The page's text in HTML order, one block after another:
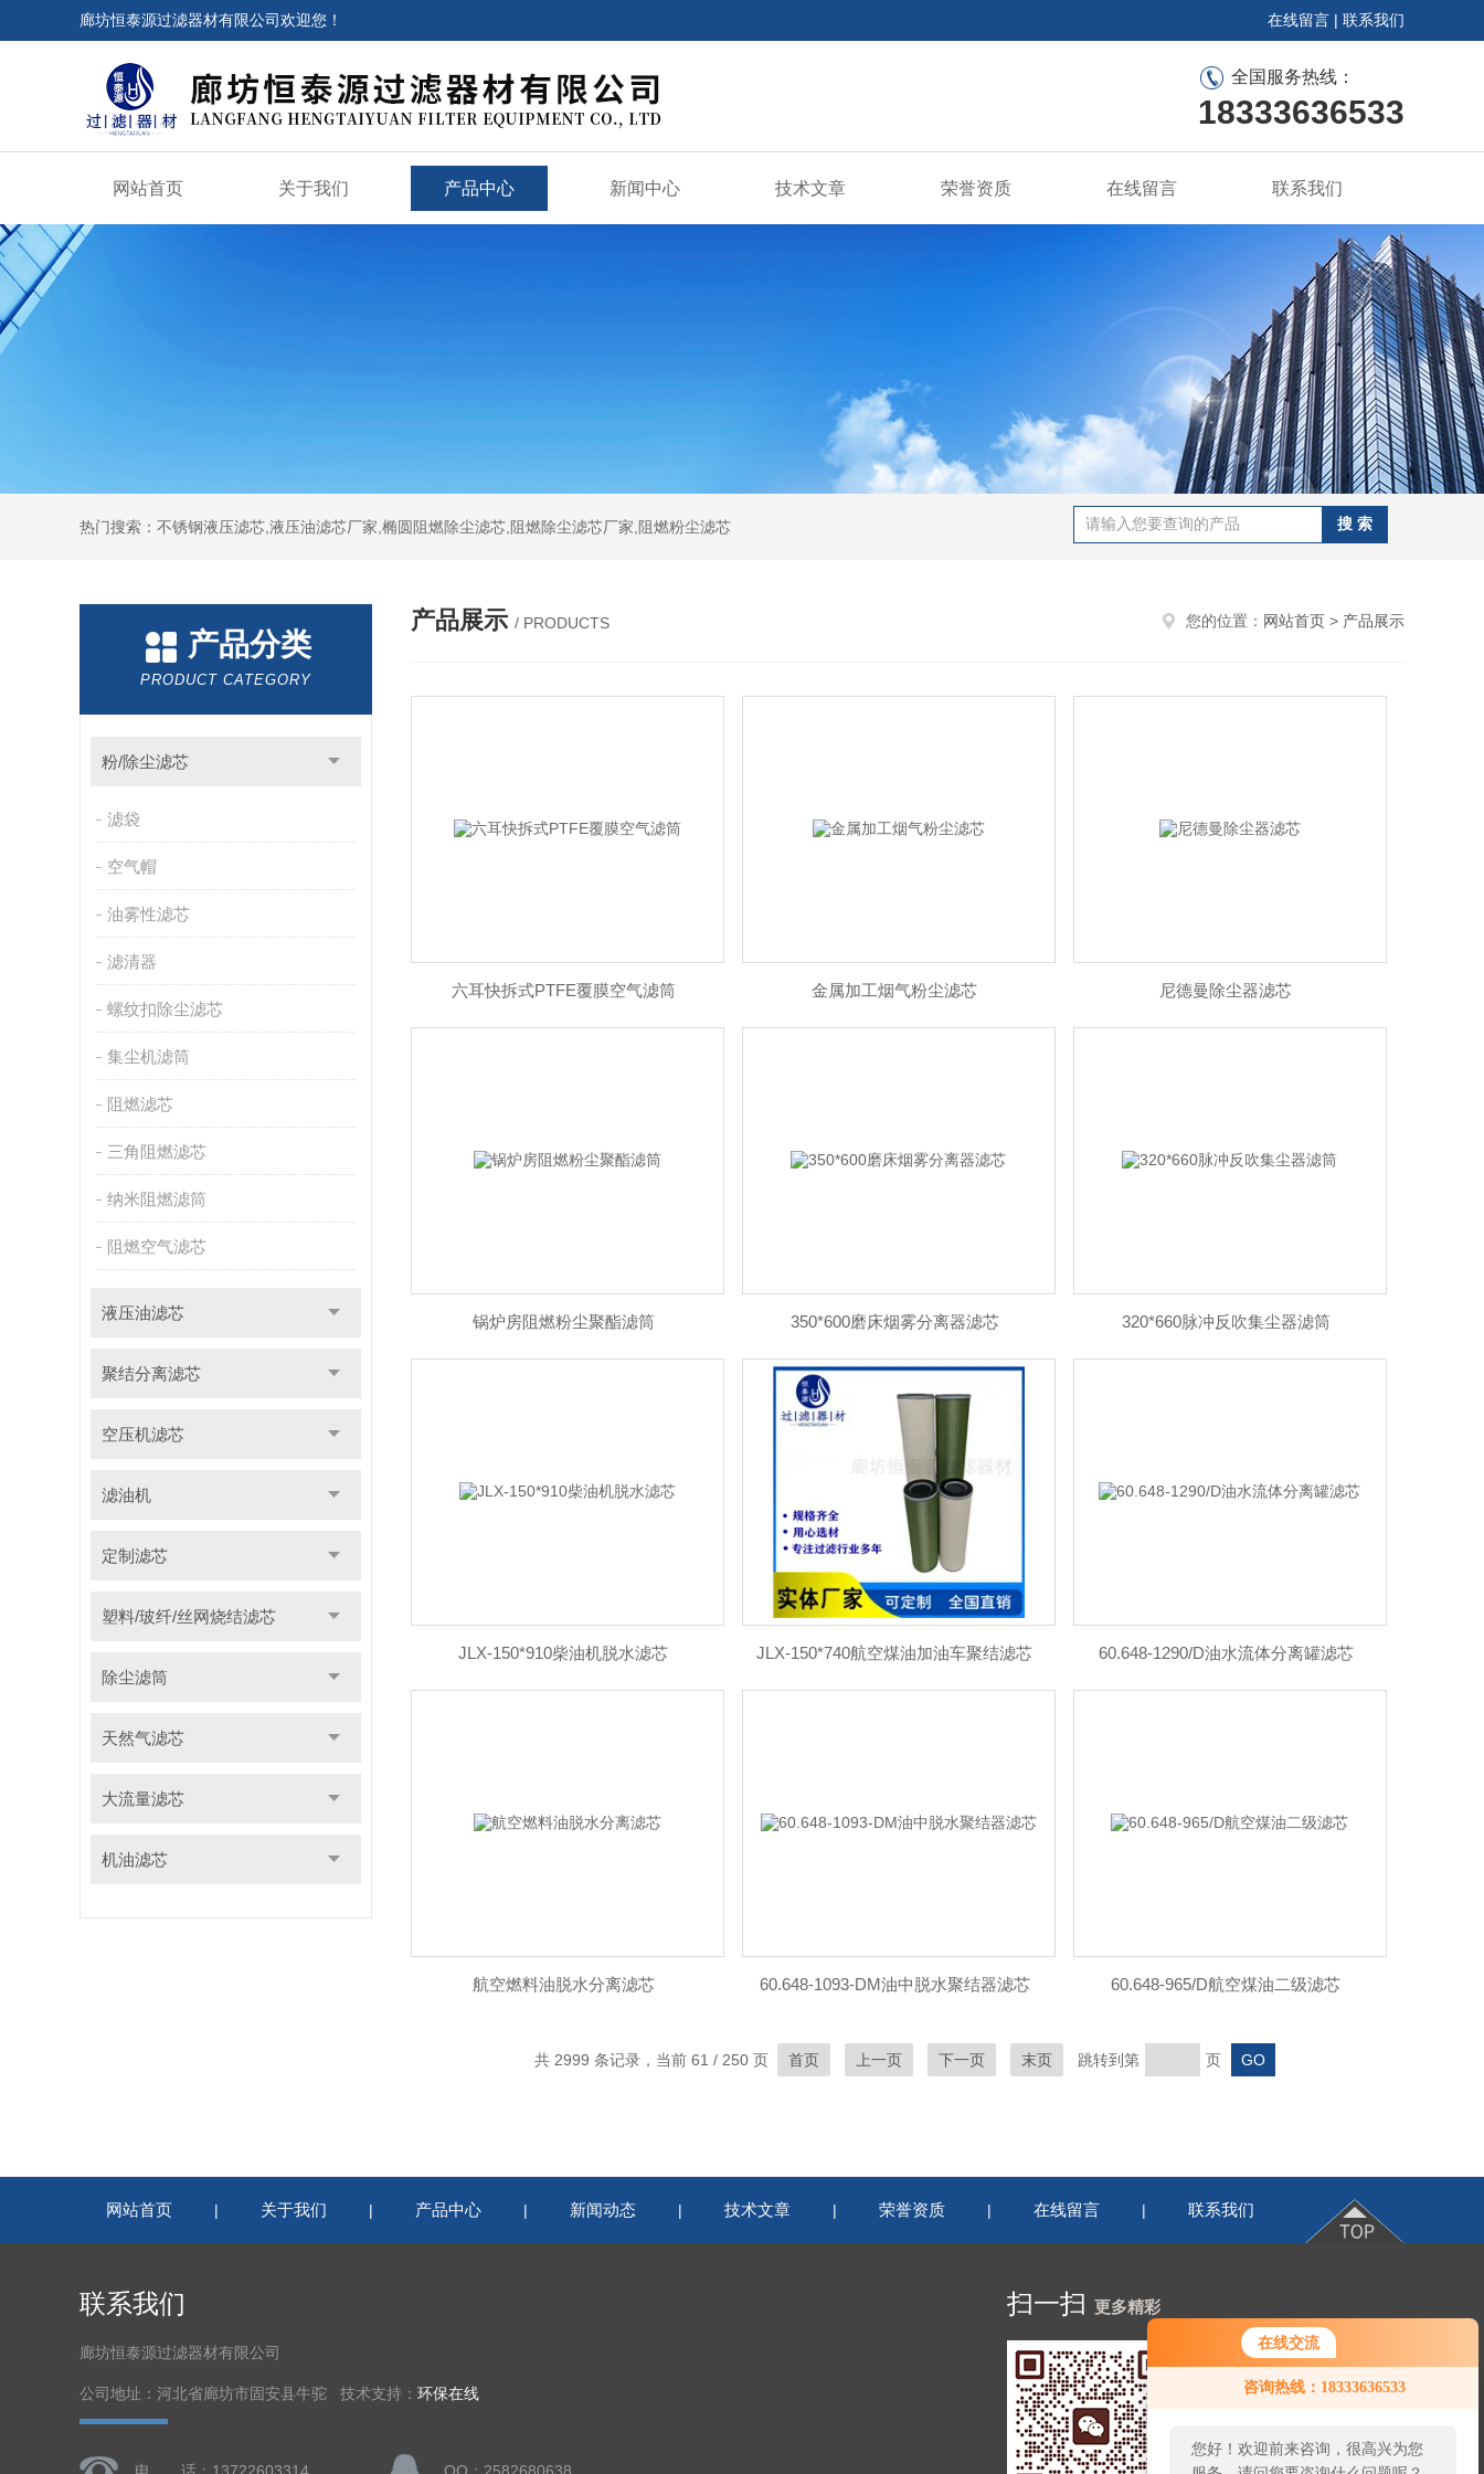
在线交流
咨询热线：18333636533
您好！欢迎前来咨询，很高兴为您
服务，请问您要咨询什么问题呢？
您好，看您停留很久了，是否找到
廊坊恒泰源过滤器材有限公司欢迎您！ 在线留言 | 联系我们
全国服务热线：
18333636533
网站首页 关于我们 产品中心 新闻中心 技术文章 荣誉资质 在线留言 联系我们
热门搜索：不锈钢液压滤芯,液压油滤芯厂家,椭圆阻燃除尘滤芯,阻燃除尘滤芯厂家,阻燃粉尘滤芯
产品分类
PRODUCT CATEGORY
粉/除尘滤芯
滤袋
空气帽
油雾性滤芯
滤清器
螺纹扣除尘滤芯
集尘机滤筒
阻燃滤芯
三角阻燃滤芯
纳米阻燃滤筒
阻燃空气滤芯
液压油滤芯
聚结分离滤芯
空压机滤芯
滤油机
定制滤芯
塑料/玻纤/丝网烧结滤芯
除尘滤筒
天然气滤芯
大流量滤芯
机油滤芯
产品展示 / PRODUCTS 您的位置： 网站首页 > 产品展示
六耳快拆式PTFE覆膜空气滤筒 金属加工烟气粉尘滤芯 尼德曼除尘器滤芯
锅炉房阻燃粉尘聚酯滤筒 350*600磨床烟雾分离器滤芯 320*660脉冲反吹集尘器滤筒
JLX-150*910柴油机脱水滤芯 JLX-150*740航空煤油加油车聚结滤芯 60.648-1290/D油水流体分离罐滤芯
航空燃料油脱水分离滤芯 60.648-1093-DM油中脱水聚结器滤芯 60.648-965/D航空煤油二级滤芯
共 2999 条记录，当前 61 / 250 页 首页 上一页 下一页 末页 跳转到第 页
网站首页 | 关于我们 | 产品中心 | 新闻动态 | 技术文章 | 荣誉资质 | 在线留言 | 联系我们
联系我们
廊坊恒泰源过滤器材有限公司
公司地址：河北省廊坊市固安县牛驼 技术支持： 环保在线
扫一扫 更多精彩